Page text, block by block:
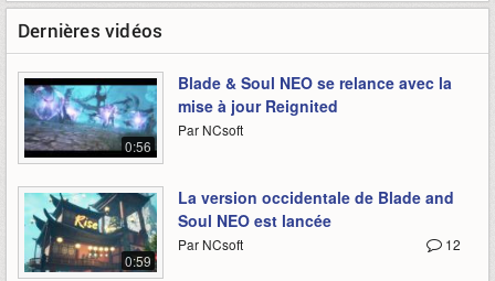
Dernières vidéos
0:56
Blade & Soul NEO se relance avec la
mise à jour Reignited
Par NCsoft
0:59
La version occidentale de Blade and
Soul NEO est lancée
12
Par NCsoft